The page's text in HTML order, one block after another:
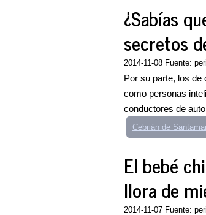
¿Sabías
secretos
2014-11-08 Fuente:
Por su parte, los
como personas
conductores de
Cebrián de
El bebé
llora de
2014-11-07 Fuente: